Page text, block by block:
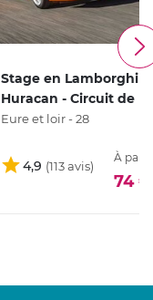
Stage en Lamborghini
Huracan - Circuit de
Eure et loir - 28
4,9
À
74 €